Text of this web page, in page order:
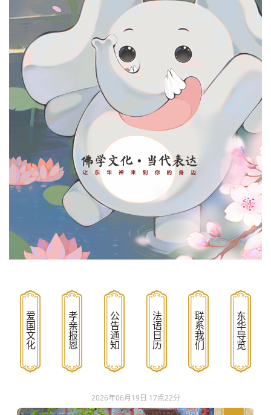
爱国文化 孝亲报恩 公告通知 法语日历 联系我们 东华导览
2026年06月19日 17点22分